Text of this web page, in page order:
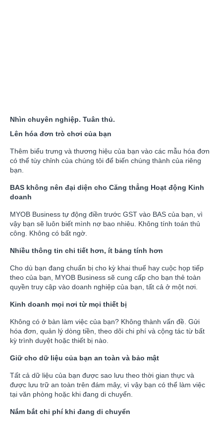
Nhìn chuyên nghiệp. Tuân thủ.
Lên hóa đơn trò chơi của bạn
Thêm biểu trưng và thương hiệu của bạn vào các mẫu hóa đơn
có thể tùy chỉnh của chúng tôi để biến chúng thành của riêng
bạn.
BAS không nên đại diện cho Căng thẳng Hoạt động Kinh
doanh
MYOB Business tự động điền trước GST vào BAS của bạn, vì
vậy bạn sẽ luôn biết mình nợ bao nhiêu. Không tính toán thủ
công. Không có bất ngờ.
Nhiều thông tin chi tiết hơn, ít bảng tính hơn
Cho dù bạn đang chuẩn bị cho kỳ khai thuế hay cuộc họp tiếp
theo của bạn, MYOB Business sẽ cung cấp cho bạn thẻ toàn
quyền truy cập vào doanh nghiệp của bạn, tất cả ở một nơi.
Kinh doanh mọi nơi từ mọi thiết bị
Không có ở bàn làm việc của bạn? Không thành vấn đề. Gửi
hóa đơn, quản lý dòng tiền, theo dõi chi phí và cộng tác từ bất
kỳ trình duyệt hoặc thiết bị nào.
Giữ cho dữ liệu của bạn an toàn và bảo mật
Tất cả dữ liệu của bạn được sao lưu theo thời gian thực và
được lưu trữ an toàn trên đám mây, vì vậy bạn có thể làm việc
tại văn phòng hoặc khi đang di chuyển.
Nắm bắt chi phí khi đang di chuyển